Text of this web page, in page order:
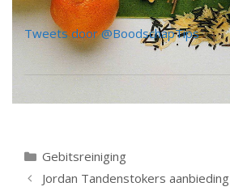
Tweets door @BoodschapTips
Categorieën
Gebitsreiniging
Berichtnavigatie
Jordan Tandenstokers aanbieding